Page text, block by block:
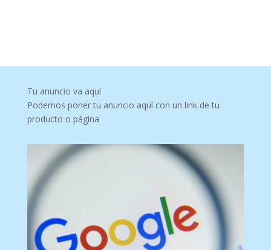
Tu anuncio va aquí
Podemos poner tu anuncio aquí con un link de tu
producto o página